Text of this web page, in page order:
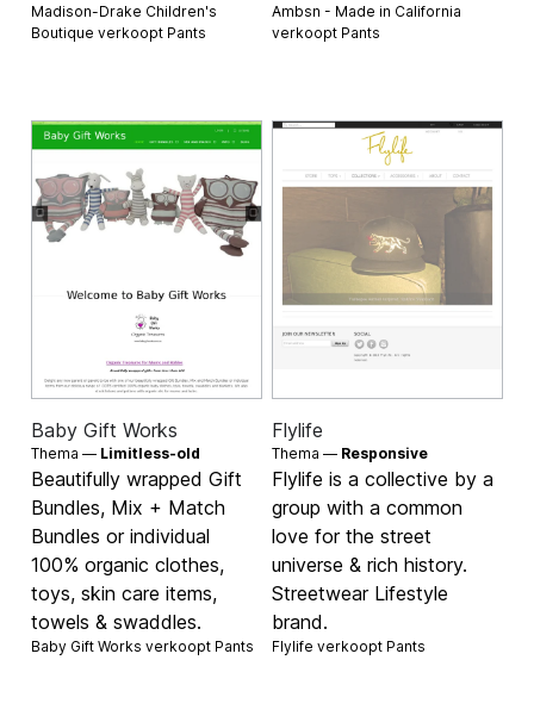
Madison-Drake Children's
Boutique verkoopt Pants
Ambsn - Made in California
verkoopt Pants
Baby Gift Works
Thema — Limitless-old
Beautifully wrapped Gift
Bundles, Mix + Match
Bundles or individual
100% organic clothes,
toys, skin care items,
towels & swaddles.
Baby Gift Works verkoopt Pants
Flylife
Thema — Responsive
Flylife is a collective by a
group with a common
love for the street
universe & rich history.
Streetwear Lifestyle
brand.
Flylife verkoopt Pants